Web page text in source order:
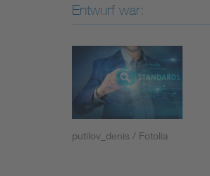
Entwurf war:
putilov_denis / Fotolia